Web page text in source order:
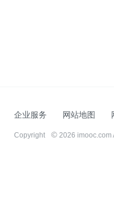
企业服务 网站地图
Copyright 2026 imooc.com